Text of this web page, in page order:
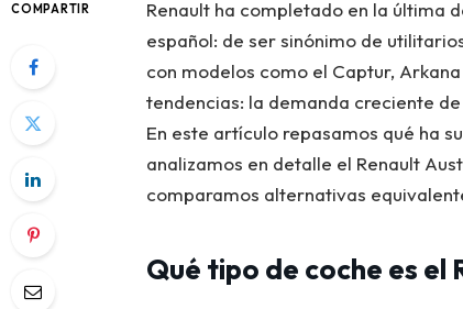
COMPARTIR
Renault ha completado en la última
español: de ser sinónimo de
con modelos como el Captur,
tendencias: la demanda creciente
En este artículo repasamos qué ha
analizamos en detalle el Renault
comparamos alternativas
Qué tipo de coche es el